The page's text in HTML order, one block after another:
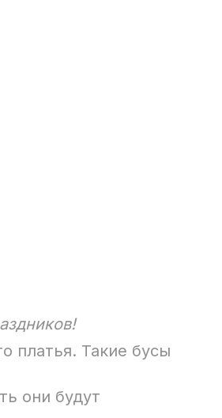
платья. Такие бусы
они будут